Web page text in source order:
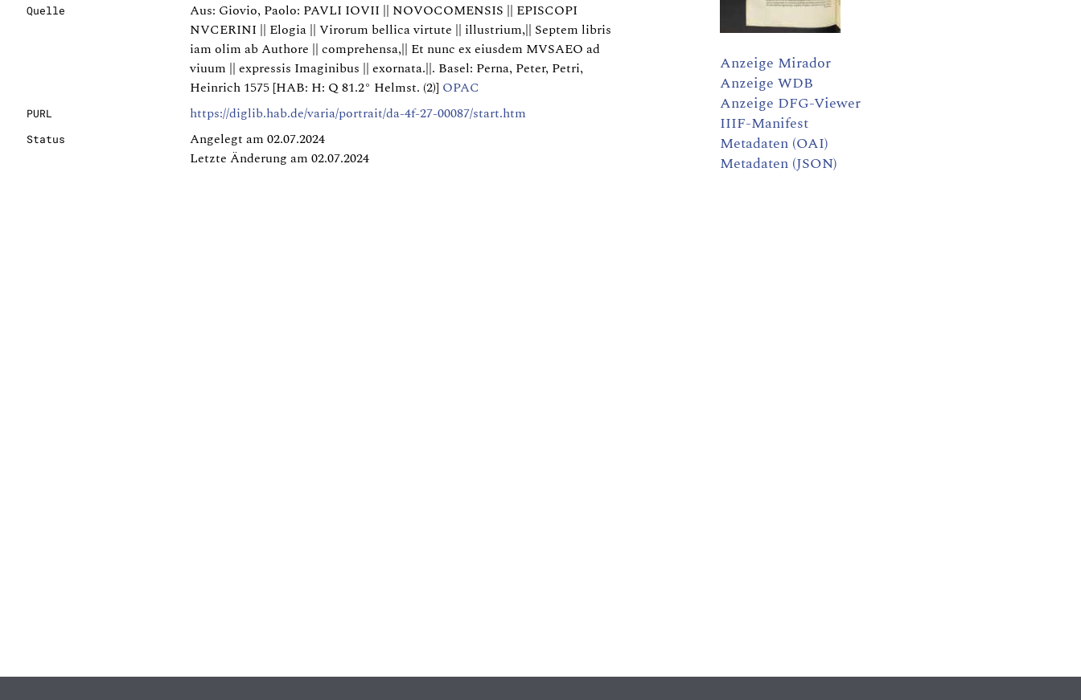
Quelle
Aus: Giovio, Paolo: PAVLI IOVII || NOVOCOMENSIS || EPISCOPI
NVCERINI || Elogia || Virorum bellica virtute || illustrium,|| Septem libris
iam olim ab Authore || comprehensa,|| Et nunc ex eiusdem MVSAEO ad
viuum || expressis Imaginibus || exornata.||. Basel: Perna, Peter, Petri,
Heinrich 1575 [HAB: H: Q 81.2° Helmst. (2)] OPAC
PURL https://diglib.hab.de/varia/portrait/da-4f-27-00087/start.htm
Status
Angelegt am 02.07.2024
Letzte Änderung am 02.07.2024
Anzeige Mirador
Anzeige WDB
Anzeige DFG-Viewer
IIIF-Manifest
Metadaten (OAI)
Metadaten (JSON)